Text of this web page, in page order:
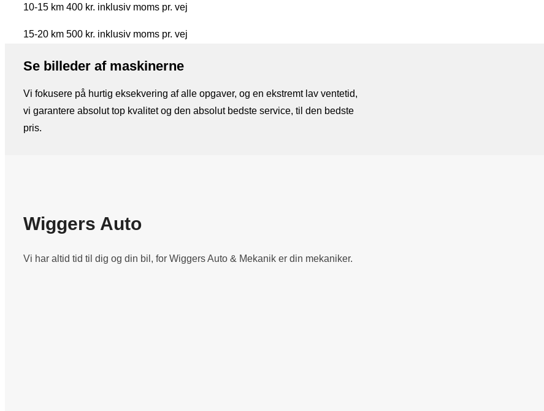
10-15 km 400 kr. inklusiv moms pr. vej
15-20 km 500 kr. inklusiv moms pr. vej
Se billeder af maskinerne
Vi fokusere på hurtig eksekvering af alle opgaver, og en ekstremt lav ventetid,
vi garantere absolut top kvalitet og den absolut bedste service, til den bedste
pris.
Wiggers Auto
Vi har altid tid til dig og din bil, for Wiggers Auto & Mekanik er din mekaniker.